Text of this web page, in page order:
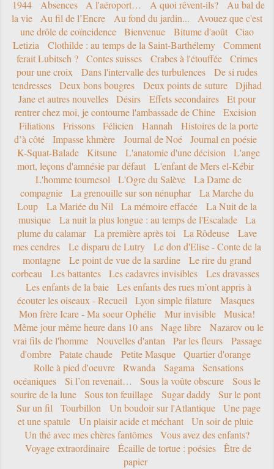
1944 Absences A l'aéroport… A quoi rêvent-ils?
Au bal de
la vie
Au fil de l’Encre Au fond du jardin...
Avouez que c'est
une drôle de coïncidence
Bienvenue Bitume d'août
Ciao
Letizia
Clothilde : au temps de la Saint-Barthélemy
Comment
ferait Lubitsch ?
Contes suisses Crabes à l'étouffée
Crimes
pour une croix
Dans l'intervalle des turbulences
De si rudes
tendresses
Deux bons bougres Deux points de suture
Djihad
Jane et autres nouvelles
Désirs Effets secondaires
Et pour
rentrer chez moi, je contourne l'ambassade de Chine
Excision
Filiations
Frissons Félicien Hannah
Histoires de la porte
d’à côté
Impasse khmère Journal de Noé
Journal en poésie
K-Squat-Balade
Kitsune L'anatomie d'une décision
L'ange
mort, leçons d'amnésie par défaut
L'enfant de Mers el-Kébir
L'homme tournesol
L'Ogre du Salève
La Dame de
compagnie
La grenouille sur son nénuphar
La Marche du
Loup
La Mariée du Nil La mémoire effacée
La Nuit de la
musique
La nuit la plus longue : au temps de l'Escalade
La
plume du calamar
La première après toi La Rôdeuse
Lave
mes cendres
Le disparu de Lutry
Le don d'Elise - Conte de la
montagne
Le point de vue de la sardine
Le rire du grand
corbeau
Les battantes Les cadavres invisibles
Les dravasses
Les enfants de la baie
Les enfants des rues m’ont appris à
écouter les oiseaux - Recueil
Lyon simple filature
Masques
Mon frère Icare - Ma soeur Ophélie
Mur invisible
Musica!
Même jour même heure dans 10 ans
Nage libre
Nazarov ou le
vrai fils de l'homme
Nouvelles d'antan Par les fleurs
Passage
d'ombre
Patate chaude Petite Masque
Quartier d'orange
Rolle à pied d'oeuvre
Rwanda Sagama
Sensations
océaniques
Si l’on revenait… Sous la voûte obscure
Sous le
sourire de la lune
Sous ton feuillage Sugar daddy
Sur le pont
Sur un fil
Tourbillon Un boudoir sur l'Atlantique
Une page
et une spatule
Un plaisir acide et méchant
Un soir de pluie
Un thé avec mes chères fantômes
Vous avez des enfants?
Voyage extraordinaire
Écaille de tortue : poésies
Être de
papier